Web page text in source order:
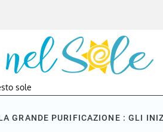
sole
GRANDE PURIFICAZIONE : GLI